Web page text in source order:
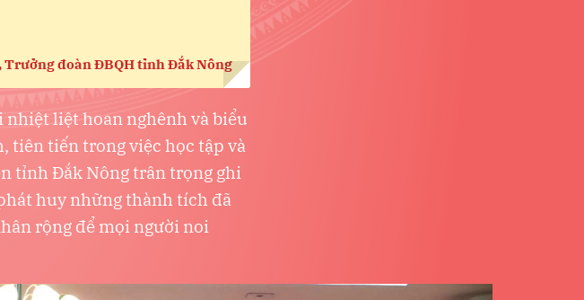
đoàn ĐBQH tỉnh Đắk Nông
liệt hoan nghênh và biểu
tiên tiến trong việc học tập và
tỉnh Đắk Nông trân trọng ghi
huy những thành tích đã
rộng để mọi người noi